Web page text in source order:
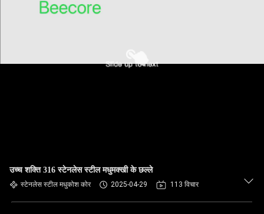
उच्च शक्ति 316 स्टेनलेस स्टील मधुमक्खी के छल्ले
स्टेनलेस स्टील मधुकोश कोर 2025-04-29 113 विचार